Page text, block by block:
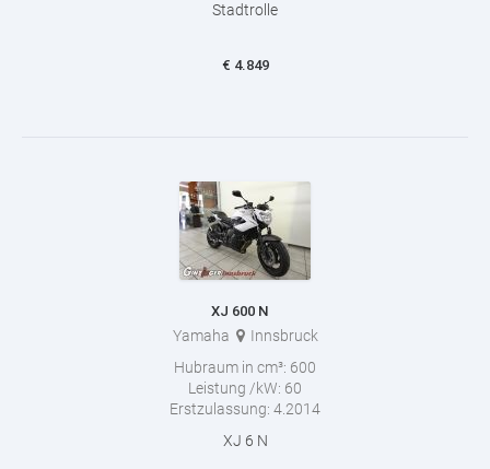
Stadtrolle
€ 4.849
XJ 600 N
Yamaha
Innsbruck
Hubraum in cm³: 600
Leistung /kW: 60
Erstzulassung: 4.2014
XJ 6 N